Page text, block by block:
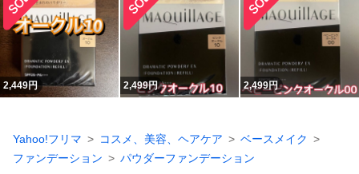
2,449円 2,499円 2,499円
Yahoo!フリマ コスメ、美容、ヘアケア
ベースメイク
ファンデーション
パウダーファンデーション